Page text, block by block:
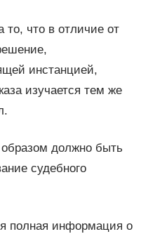
то, что в отличие от
инстанцией,
изучается тем же
должно быть
судебного
полная информация о